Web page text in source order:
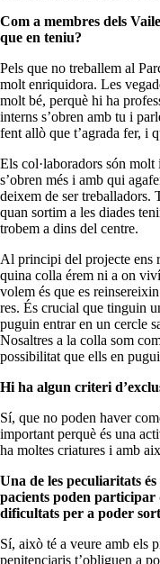
Com a membres dels
que en teniu?
Pels que no treballem al
molt enriquidora. Les
molt bé, perquè hi ha
interns s’obren amb tu i
fent allò que t’agrada fer, i
Els col·laboradors són molt
s’obren més i amb qui
deixem de ser treballadors.
quan sortim a les diades
trobem a dins del centre.
Al principi del projecte ens
quina colla érem ni a on
volem és que es
res. És crucial que tinguin
puguin entrar en un cercle
Nosaltres a la colla som
possibilitat que ells en
Hi ha algun criteri
Sí, que no poden haver
important perquè és una
ha moltes criatures i amb
Una de les peculiaritats
pacients poden
dificultats per a poder
Sí, això té a veure amb els
penitenciaris t’obliguen a